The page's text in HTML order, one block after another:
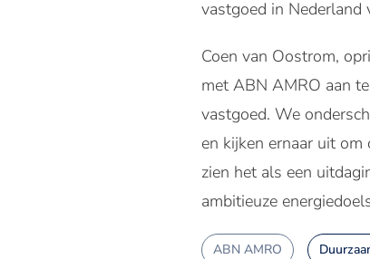
vastgoed in Nederland
Coen van Oostrom,
met ABN AMRO aan
vastgoed. We
en kijken ernaar uit
zien het als een
ambitieuze
ABN AMRO